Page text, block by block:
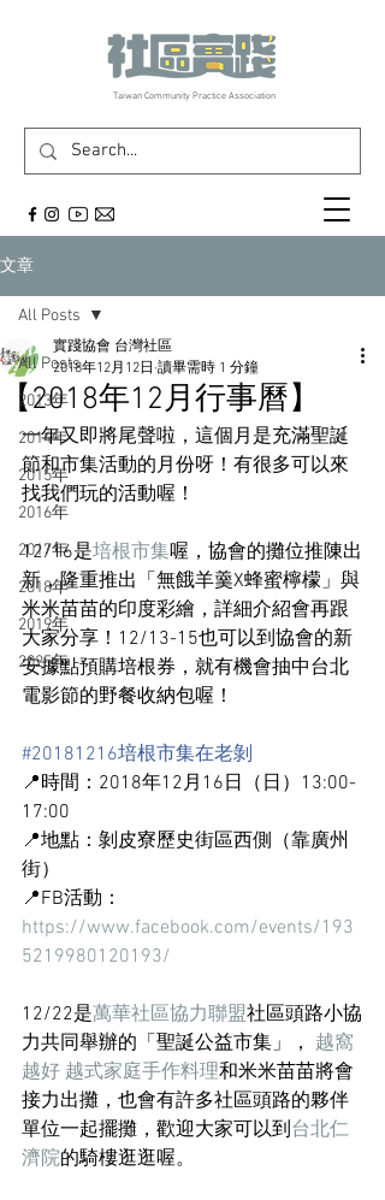
​Taiwan Community Practice Association
文章
All Posts
2013年
2014年
2015年
2016年
2017年
2018年
2019年
2025年
All Posts
【2018年12月行事曆】
實踐協會 台灣社區
2018年12月12日 讀畢需時 1 分鐘
一年又即將尾聲啦，這個月是充滿聖誕
節和市集活動的月份呀！有很多可以來
找我們玩的活動喔！
12/16是培根市集喔，協會的攤位推陳出
新，隆重推出「無餓羊羹X蜂蜜檸檬」與
米米苗苗的印度彩繪，詳細介紹會再跟
大家分享！12/13-15也可以到協會的新
安據點預購培根券，就有機會抽中台北
電影節的野餐收納包喔！
#20181216培根市集在老剝
📍時間：2018年12月16日（日）13:00-
17:00
📍地點：剝皮寮歷史街區西側（靠廣州
街）
📍FB活動：
https://www.facebook.com/events/193
5219980120193/
12/22是萬華社區協力聯盟社區頭路小協
力共同舉辦的「聖誕公益市集」， 越窩
越好 越式家庭手作料理和米米苗苗將會
接力出攤，也會有許多社區頭路的夥伴
單位一起擺攤，歡迎大家可以到台北仁
濟院的騎樓逛逛喔。